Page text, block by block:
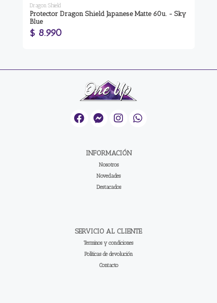
Dragon Shield
Protector Dragon Shield Japanese Matte 60u. - Sky
Blue
$ 8.990
INFORMACIÓN
Nosotros
Novedades
Destacados
SERVICIO AL CLIENTE
Terminos y condiciones
Políticas de devolución
Contacto